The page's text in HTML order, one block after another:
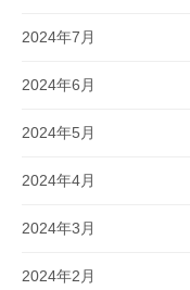
2024年7月
2024年6月
2024年5月
2024年4月
2024年3月
2024年2月